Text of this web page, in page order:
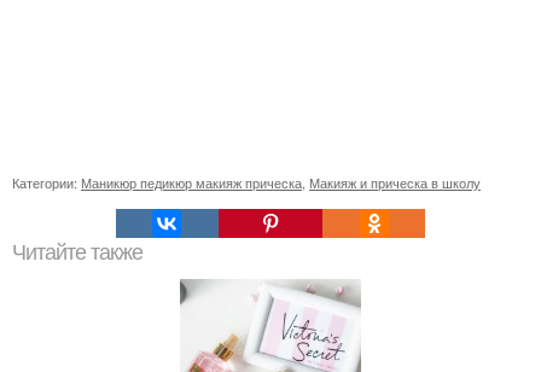
Категории: Маникюр педикюр макияж прическа, Макияж и прическа в школу
Читайте также